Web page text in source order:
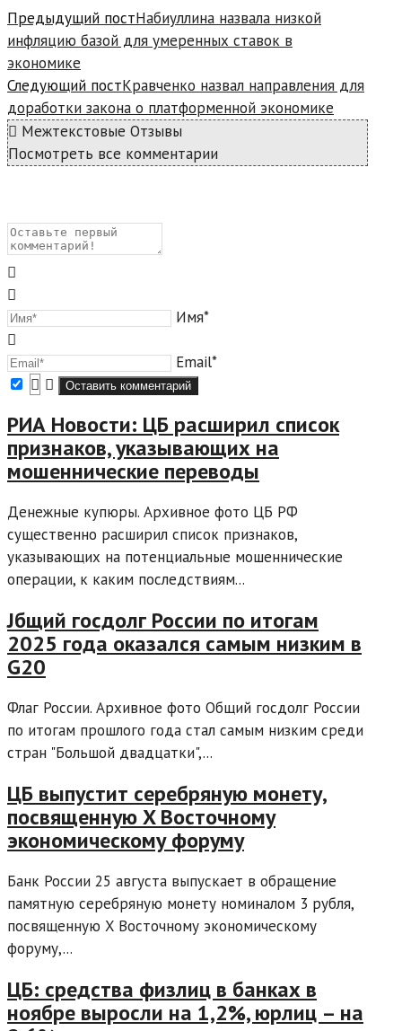
Предыдущий постНабиуллина назвала низкой
инфляцию базой для умеренных ставок в
экономике
Следующий постКравченко назвал направления для
доработки закона о платформенной экономике
Межтекстовые Отзывы
Посмотреть все комментарии
Имя*
Email*
РИА Новости: ЦБ расширил список
признаков, указывающих на
мошеннические переводы
Денежные купюры. Архивное фото ЦБ РФ
существенно расширил список признаков,
указывающих на потенциальные мошеннические
операции, к каким последствиям...
Jбщий госдолг России по итогам
2025 года оказался самым низким в
G20
Флаг России. Архивное фото Общий госдолг России
по итогам прошлого года стал самым низким среди
стран "Большой двадцатки",...
ЦБ выпустит серебряную монету,
посвященную X Восточному
экономическому форуму
Банк России 25 августа выпускает в обращение
памятную серебряную монету номиналом 3 рубля,
посвященную X Восточному экономическому
форуму,...
ЦБ: средства физлиц в банках в
ноябре выросли на 1,2%, юрлиц – на